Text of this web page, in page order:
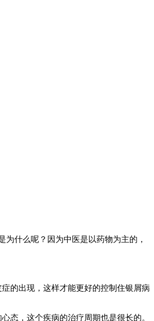
什么呢？因为中医是以药物为主的，
的出现，这样才能更好的控制住银屑病
态，这个疾病的治疗周期也是很长的。